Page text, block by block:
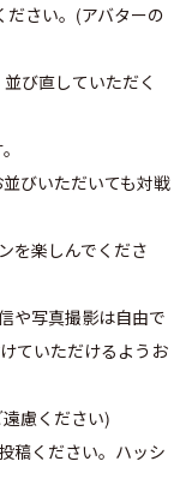
ださい。(アバターの
び直していただく
びいただいても対戦
を楽しんでくださ
や写真撮影は自由で
ていただけるようお
慮ください)
稿ください。ハッシ